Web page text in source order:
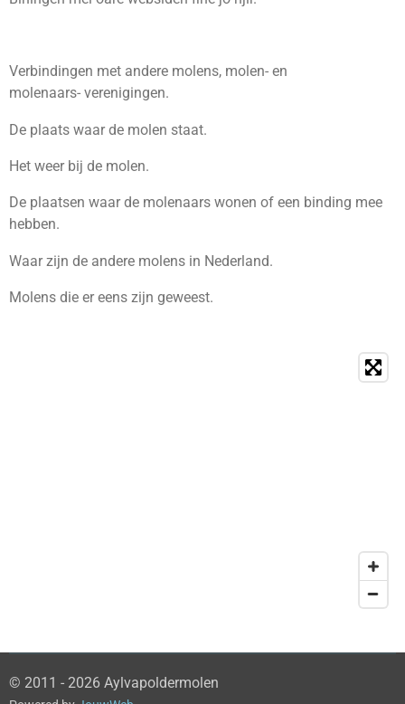
Verbindingen met andere molens, molen- en
molenaars- verenigingen.
De plaats waar de molen staat.
Het weer bij de molen.
De plaatsen waar de molenaars wonen of een binding mee
hebben.
Waar zijn de andere molens in Nederland.
Molens die er eens zijn geweest.
© 2011 - 2026 Aylvapoldermolen